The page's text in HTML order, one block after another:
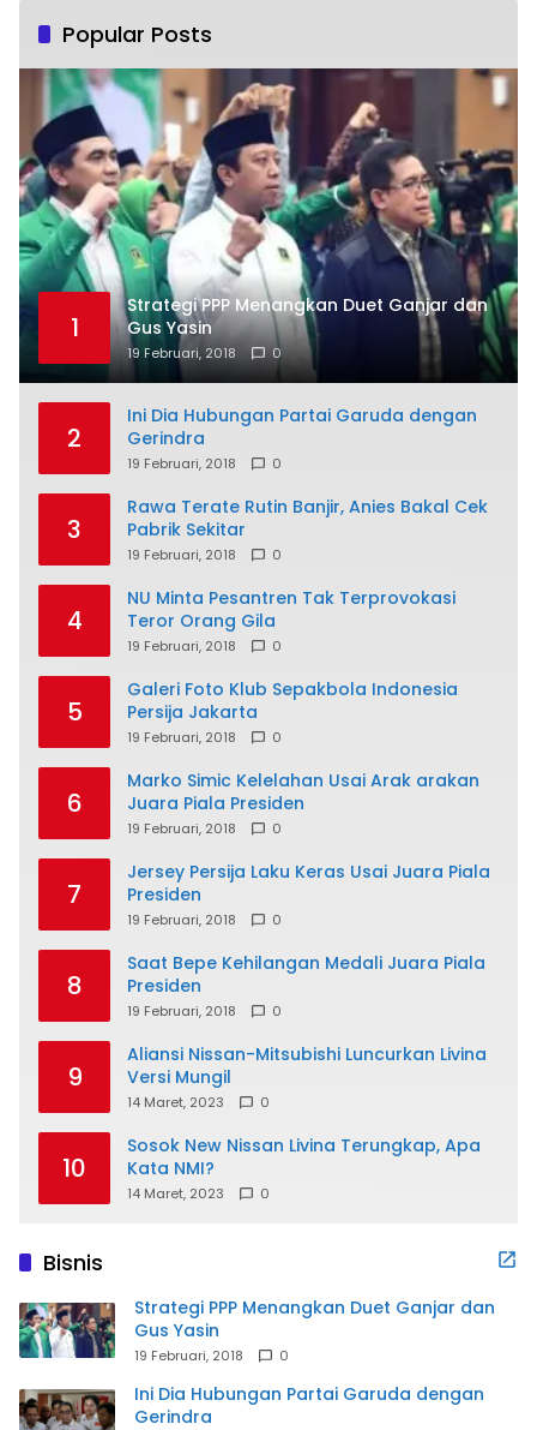
Popular Posts
1
Strategi PPP Menangkan Duet Ganjar dan
Gus Yasin
19 Februari, 2018 0
2
Ini Dia Hubungan Partai Garuda dengan
Gerindra
19 Februari, 2018 0
3
Rawa Terate Rutin Banjir, Anies Bakal Cek
Pabrik Sekitar
19 Februari, 2018 0
4
NU Minta Pesantren Tak Terprovokasi
Teror Orang Gila
19 Februari, 2018 0
5
Galeri Foto Klub Sepakbola Indonesia
Persija Jakarta
19 Februari, 2018 0
6
Marko Simic Kelelahan Usai Arak arakan
Juara Piala Presiden
19 Februari, 2018 0
7
Jersey Persija Laku Keras Usai Juara Piala
Presiden
19 Februari, 2018 0
8
Saat Bepe Kehilangan Medali Juara Piala
Presiden
19 Februari, 2018 0
9
Aliansi Nissan-Mitsubishi Luncurkan Livina
Versi Mungil
14 Maret, 2023 0
10
Sosok New Nissan Livina Terungkap, Apa
Kata NMI?
14 Maret, 2023 0
Bisnis
Strategi PPP Menangkan Duet Ganjar dan
Gus Yasin
19 Februari, 2018 0
Ini Dia Hubungan Partai Garuda dengan
Gerindra